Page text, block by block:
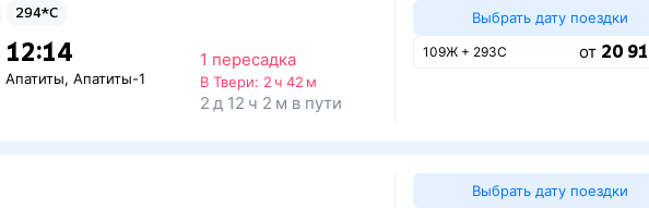
294*С
12:14
Апатиты,Апатиты-1
1 пересадка
В Твери: 2 ч 42 м
2 д 12 ч 2 м в пути
Выбрать дату поездки
109Ж + 293С от 20
Выбрать дату поездки